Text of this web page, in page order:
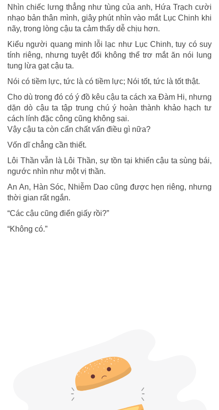
Nhìn chiếc lưng thẳng như tùng của anh, Hứa Trạch cười
nhạo bản thân mình, giây phút nhìn vào mắt Lục Chinh khi
nãy, trong lòng cậu ta cảm thấy dễ chịu hơn.
Kiểu người quang minh lỗi lạc như Lục Chinh, tuy có suy
tính riêng, nhưng tuyệt đối không thể trơ mắt ăn nói lung
tung lừa gạt cậu ta.
Nói có tiềm lực, tức là có tiềm lực; Nói tốt, tức là tốt thật.
Cho dù trong đó có ý đồ kêu cậu ta cách xa Đàm Hi, nhưng
dặn dò cậu ta tập trung chú ý hoàn thành khảo hạch tư
cách lính đặc công cũng không sai.
Vậy cậu ta còn cẩn chất vấn điều gì nữa?
Vốn dĩ chẳng cần thiết.
Lôi Thần vẫn là Lôi Thần, sự tồn tại khiến cậu ta sùng bái,
ngước nhìn như một vị thần.
An An, Hàn Sóc, Nhiễm Dao cũng được hẹn riêng, nhưng
thời gian rất ngắn.
“Các cậu cũng điển giấy rồi?”
“Không có.”